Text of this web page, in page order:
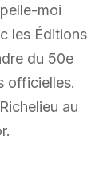
moi
les Éditions
du 50e
officielles.
au